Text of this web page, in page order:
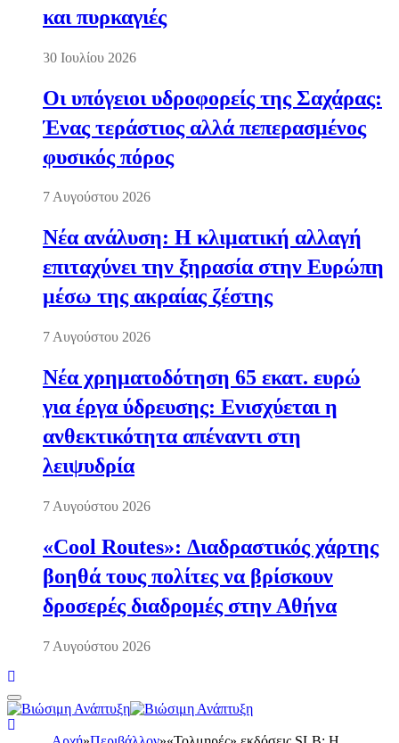
και πυρκαγιές
30 Ιουλίου 2026
Οι υπόγειοι υδροφορείς της Σαχάρας:
Ένας τεράστιος αλλά πεπερασμένος
φυσικός πόρος
7 Αυγούστου 2026
Νέα ανάλυση: Η κλιματική αλλαγή
επιταχύνει την ξηρασία στην Ευρώπη
μέσω της ακραίας ζέστης
7 Αυγούστου 2026
Νέα χρηματοδότηση 65 εκατ. ευρώ
για έργα ύδρευσης: Ενισχύεται η
ανθεκτικότητα απέναντι στη
λειψυδρία
7 Αυγούστου 2026
«Cool Routes»: Διαδραστικός χάρτης
βοηθά τους πολίτες να βρίσκουν
δροσερές διαδρομές στην Αθήνα
7 Αυγούστου 2026